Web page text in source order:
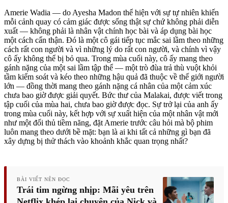
Amerie Wadia — do Ayesha Madon thể hiện với sự tự nhiên khiến
mỗi cảnh quay có cảm giác được sống thật sự chứ không phải diễn
xuất — không phải là nhân vật chính học bài và áp dụng bài học
một cách cẩn thận. Đó là một cô gái tiếp tục mắc sai lầm theo những
cách rất con người và vì những lý do rất con người, và chính vì vậy
cô ấy không thể bị bỏ qua. Trong mùa cuối này, cô ấy mang theo
gánh nặng của một sai lầm tập thể — một trò đùa trả thù vuột khỏi
tầm kiểm soát và kéo theo những hậu quả đã thuộc về thế giới người
lớn — đồng thời mang theo gánh nặng cá nhân của một cảm xúc
chưa bao giờ được giải quyết. Bức thư của Malakai, được viết trong
tập cuối của mùa hai, chưa bao giờ được đọc. Sự trở lại của anh ấy
trong mùa cuối này, kết hợp với sự xuất hiện của một nhân vật mới
như một đối thủ tiềm năng, đặt Amerie trước câu hỏi mà bộ phim
luôn mang theo dưới bề mặt: bạn là ai khi tất cả những gì bạn đã
xây dựng bị thử thách vào khoảnh khắc quan trọng nhất?
BÀI VIẾT NÊN ĐỌC
Trái tim ngừng nhịp: Mãi yêu trên